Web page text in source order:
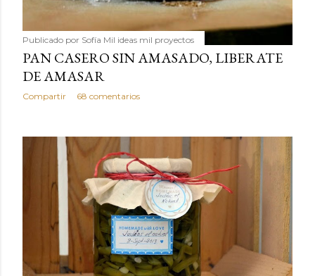
Publicado por Sofía Mil ideas mil proyectos
PAN CASERO SIN AMASADO, LIBERATE
DE AMASAR
Compartir 68 comentarios